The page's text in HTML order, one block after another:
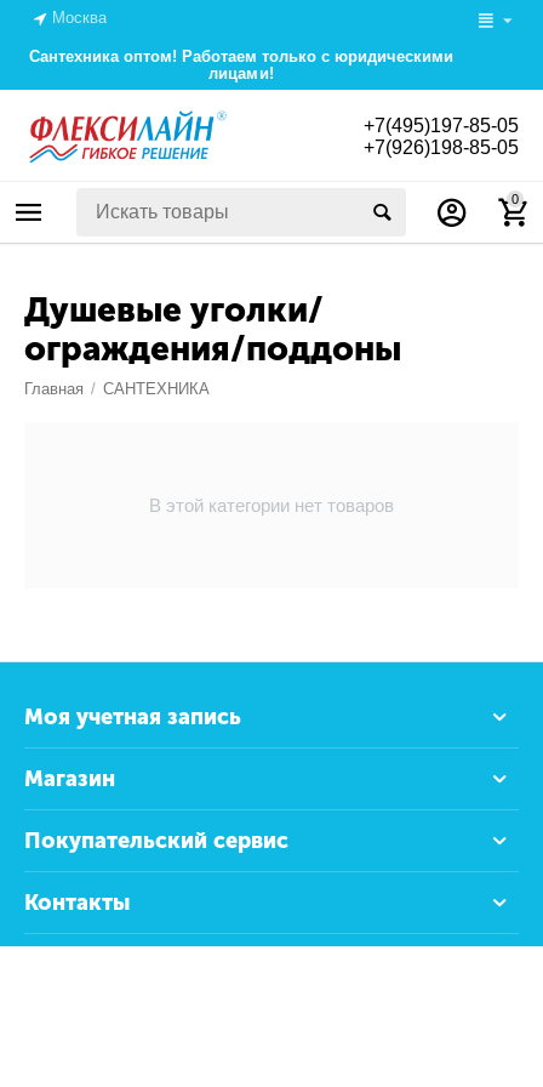
Москва
Сантехника оптом! Работаем только с юридическими
лицами!
+7(495)197-85-05
+7(926)198-85-05
0
Душевые уголки/
ограждения/поддоны
Главная / САНТЕХНИКА
В этой категории нет товаров
Моя учетная запись
Магазин
Покупательский сервис
Контакты